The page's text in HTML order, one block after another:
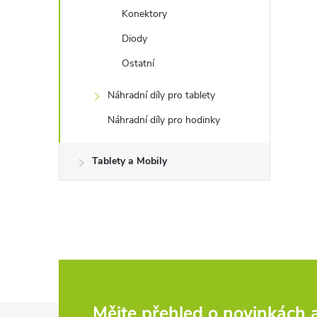
Konektory
Diody
Ostatní
Náhradní díly pro tablety
Náhradní díly pro hodinky
Tablety a Mobily